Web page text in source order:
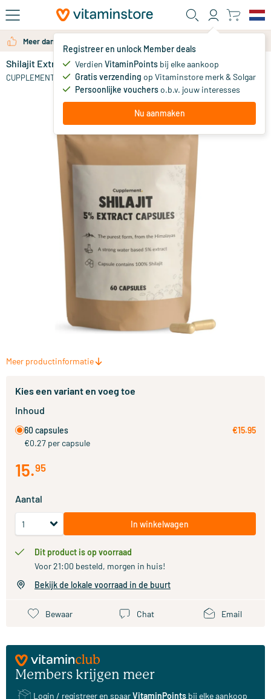
Ga naar de hoofdinhoud
Registreer en unlock Member deals
Verdien VitaminPoints bij elke aankoop
Gratis verzending op Vitaminstore merk & Solgar
Persoonlijke voucherso.b.v. jouw interesses
Nu aanmaken
Meer dan 325.000 tevreden klanten per jaar
Shilajit Extract 5%
CUPPLEMENT 15.
Meer productinformatie
Kies een variant en voeg toe
Inhoud
60 capsules
€0.27 per capsule
€15.95
15.95
Aantal
In winkelwagen
Dit product is op voorraad
Voor 21:00 besteld, morgen in huis!
Bekijk de lokale voorraad in de buurt
Bewaar Chat Email
Members krijgen meer
Login / registreer en spaarVitaminPoints bij elke aankoop